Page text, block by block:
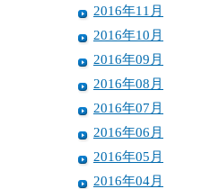
2016年11月
2016年10月
2016年09月
2016年08月
2016年07月
2016年06月
2016年05月
2016年04月